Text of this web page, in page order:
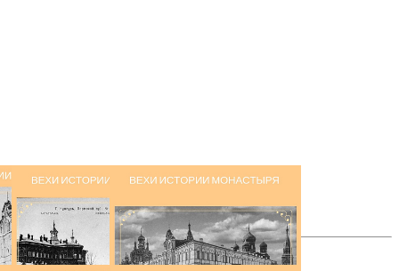
все фотографии